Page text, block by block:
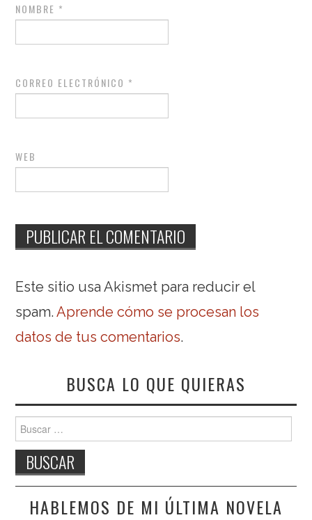
NOMBRE *
CORREO ELECTRÓNICO *
WEB
Este sitio usa Akismet para reducir el
spam.Aprende cómo se procesan los
datos de tus comentarios.
BUSCA LO QUE QUIERAS
Buscar:
HABLEMOS DE MI ÚLTIMA NOVELA